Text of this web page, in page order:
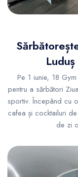
Pe 1 iunie, 18
pentru a sărbători
sportiv. Începând cu
cafea și cocktailuri
de zi